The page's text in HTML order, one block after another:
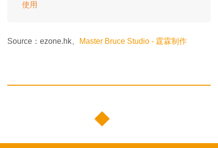
使用
Source：ezone.hk、 Master Bruce Studio - 霆霖制作